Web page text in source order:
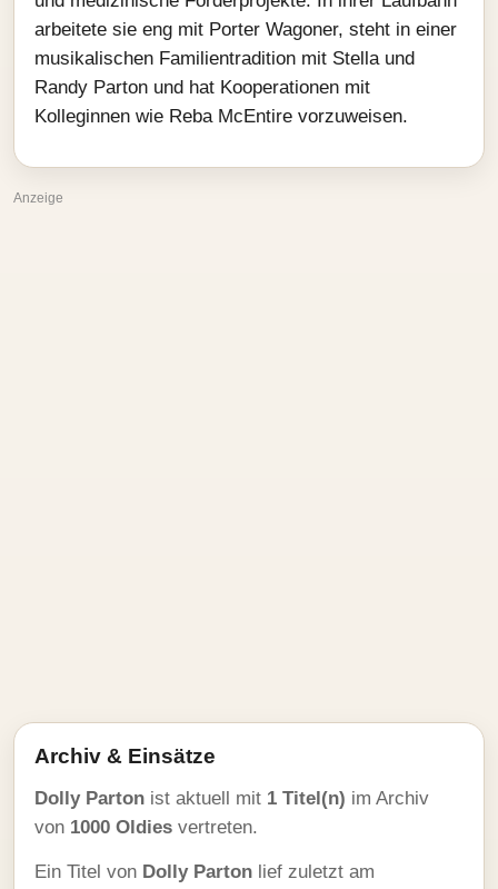
arbeitete sie eng mit Porter Wagoner, steht in einer
musikalischen Familientradition mit Stella und
Randy Parton und hat Kooperationen mit
Kolleginnen wie Reba McEntire vorzuweisen.
Anzeige
Archiv & Einsätze
Dolly Parton ist aktuell mit 1 Titel(n) im Archiv
von 1000 Oldies vertreten.
Ein Titel von Dolly Parton lief zuletzt am